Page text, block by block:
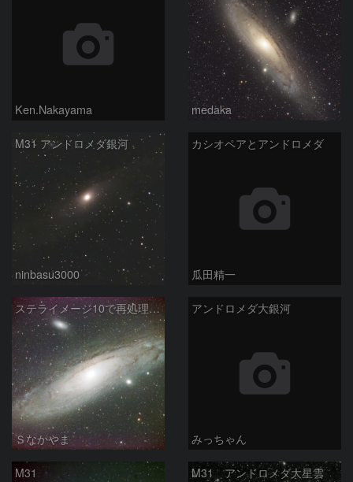
Ken.Nakayama medaka
M31 アンドロメダ銀河
ninbasu3000
カシオペアとアンドロメダ
瓜田精一
ステライメージ10で再処理したM31
Ｓなかやま
アンドロメダ大銀河
みっちゃん
M31 M31 アンドロメダ大星雲